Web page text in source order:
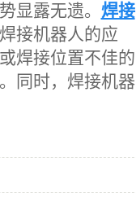
显露无遗。 焊接
接机器人的应
焊接位置不佳的
同时，焊接机器